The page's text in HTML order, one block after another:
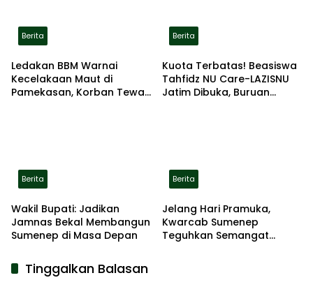
Berita
Ledakan BBM Warnai
Kecelakaan Maut di
Pamekasan, Korban Tewas
Berita
Kuota Terbatas! Beasiswa
Tahfidz NU Care-LAZISNU
Jatim Dibuka, Buruan
Berita
Wakil Bupati: Jadikan
Jamnas Bekal Membangun
Sumenep di Masa Depan
Berita
Jelang Hari Pramuka,
Kwarcab Sumenep
Teguhkan Semangat
Tinggalkan Balasan